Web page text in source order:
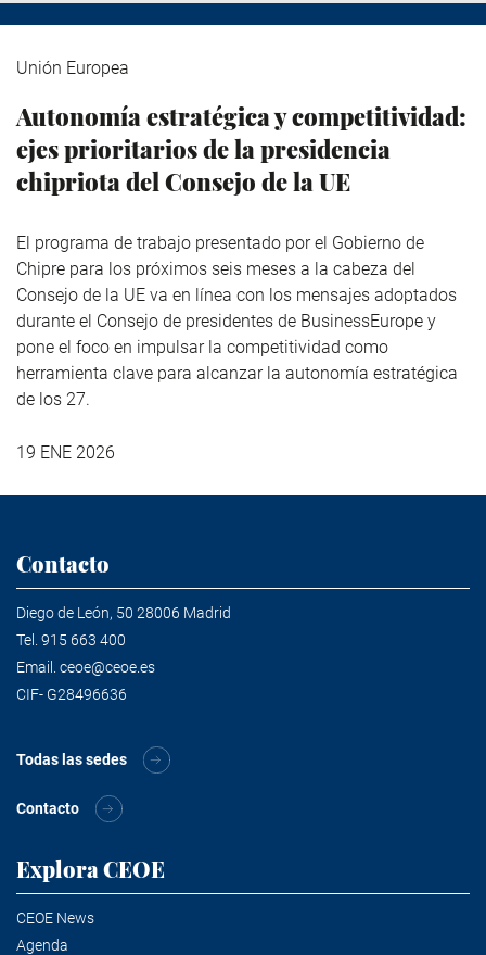
Unión Europea
Autonomía estratégica y competitividad:
ejes prioritarios de la presidencia
chipriota del Consejo de la UE
El programa de trabajo presentado por el Gobierno de
Chipre para los próximos seis meses a la cabeza del
Consejo de la UE va en línea con los mensajes adoptados
durante el Consejo de presidentes de BusinessEurope y
pone el foco en impulsar la competitividad como
herramienta clave para alcanzar la autonomía estratégica
de los 27.
19 ENE 2026
Contacto
Diego de León, 50 28006 Madrid
Tel. 915 663 400
Email. ceoe@ceoe.es
CIF- G28496636
Todas las sedes
Contacto
Explora CEOE
CEOE News
Agenda